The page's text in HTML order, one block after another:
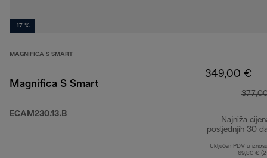
-17 %
MAGNIFICA S SMART
Magnifica S Smart
ECAM230.13.B
349,00 €
Najniža
posljednjih 30
Uključen PDV u
69,80 €